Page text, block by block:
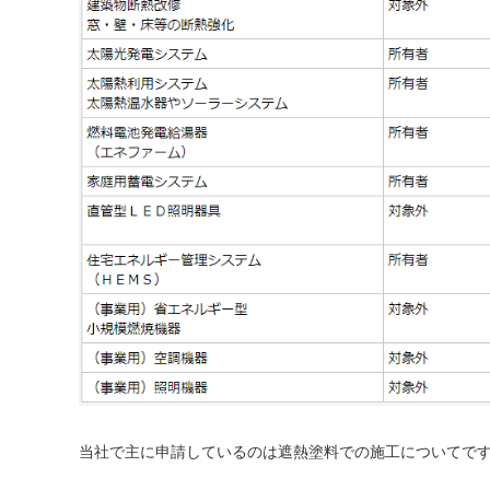
当社で主に申請しているのは遮熱塗料での施工についてで